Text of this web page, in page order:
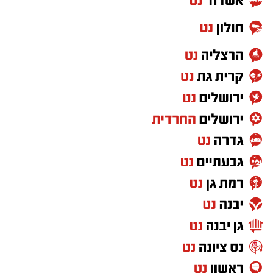
למשמעת תובענה נגד המבקר. בניגוד לעובדי רשות
רגילים, שאותם ניתן לבקש להשעות במסגרת
ההליך המשמעתי, מעמדו הסטטוטורי של מבקר
הרשות שונה, והחוק מחייב החלטה של מליאת
לצורך השעייתו.
כזכור, ניסיונות קודמים להשיג את הרוב הדרוש לא
צלחו, בין היתר לאחר שחלק מחברי האופוזיציה לא
השתתפו בהצבעות מסיבות פוליטיות.
כעת, לנוכח הקושי לכנס ישיבת מועצה נוספת בזמן
הקרוב, פרסמה היועצת המשפטית של המועצה
חוות דעת שלפיה ניתן, בנסיבות העניין, לבצע את
ההצבעה באמצעות סבב דואר אלקטרוני.
במקביל, עובדות מועצה קידמו עצומה הקוראת
קבוצת התקשורת ומקומוני הרשת: